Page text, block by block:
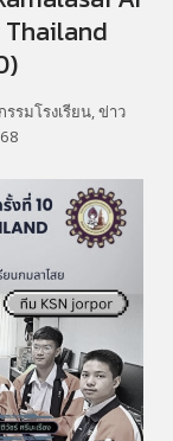
รมโรงเรียน,ข่าว